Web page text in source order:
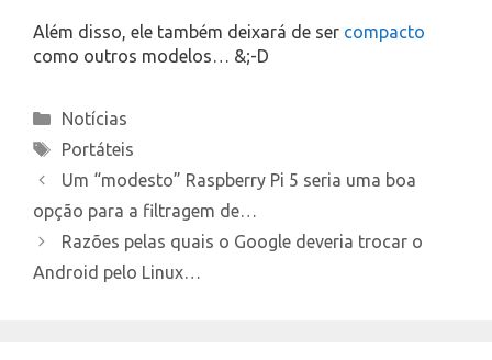
Além disso, ele também deixará de ser compacto
como outros modelos… &;-D
Categories
Notícias
Tags
Portáteis
Um “modesto” Raspberry Pi 5 seria uma boa
opção para a filtragem de…
Razões pelas quais o Google deveria trocar o
Android pelo Linux…